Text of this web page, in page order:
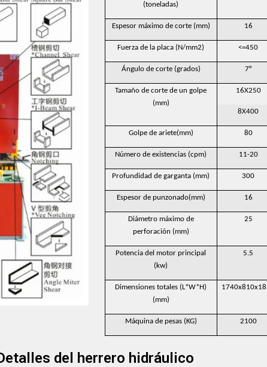
(toneladas)
Espesor máximo de corte (mm) 16
Fuerza de la placa (N/mm2) <=450
Ángulo de corte (grados) 7°
Tamaño de corte de un golpe
(mm)
16X250
8X400
Golpe de ariete(mm) 80
Número de existencias (cpm) 11-20
Profundidad de garganta (mm) 300
Espesor de punzonado(mm) 16
Diámetro máximo de
perforación (mm)
25
Potencia del motor principal
(kw)
5.5
Dimensiones totales (L*W*H)
(mm)
Máquina de pesas (KG) 2100
del herrero hidráulico